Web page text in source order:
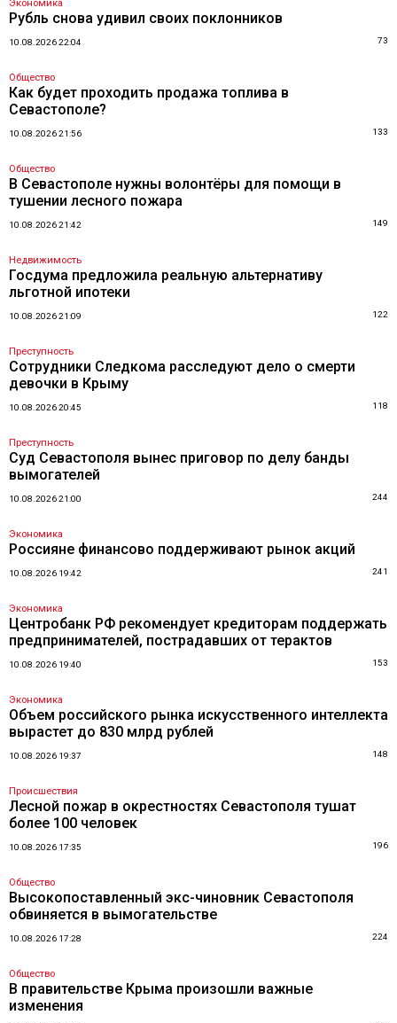
Экономика
Рубль снова удивил своих поклонников
10.08.2026 22:04 73
Общество
Как будет проходить продажа топлива в
Севастополе?
10.08.2026 21:56 133
Общество
В Севастополе нужны волонтёры для помощи в
тушении лесного пожара
10.08.2026 21:42 149
Недвижимость
Госдума предложила реальную альтернативу
льготной ипотеки
10.08.2026 21:09 122
Преступность
Сотрудники Следкома расследуют дело о смерти
девочки в Крыму
10.08.2026 20:45 118
Преступность
Суд Севастополя вынес приговор по делу банды
вымогателей
10.08.2026 21:00 244
Экономика
Россияне финансово поддерживают рынок акций
10.08.2026 19:42 241
Экономика
Центробанк РФ рекомендует кредиторам поддержать
предпринимателей, пострадавших от терактов
10.08.2026 19:40 153
Экономика
Объем российского рынка искусственного интеллекта
вырастет до 830 млрд рублей
10.08.2026 19:37 148
Происшествия
Лесной пожар в окрестностях Севастополя тушат
более 100 человек
10.08.2026 17:35 196
Общество
Высокопоставленный экс-чиновник Севастополя
обвиняется в вымогательстве
10.08.2026 17:28 224
Общество
В правительстве Крыма произошли важные
изменения